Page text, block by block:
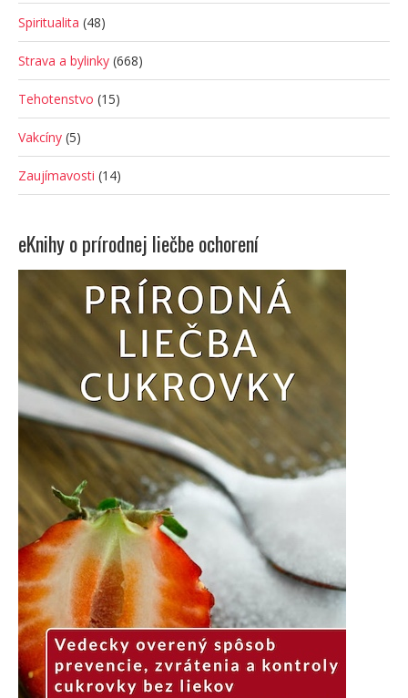
Spiritualita (48)
Strava a bylinky (668)
Tehotenstvo (15)
Vakcíny (5)
Zaujímavosti (14)
eKnihy o prírodnej liečbe ochorení